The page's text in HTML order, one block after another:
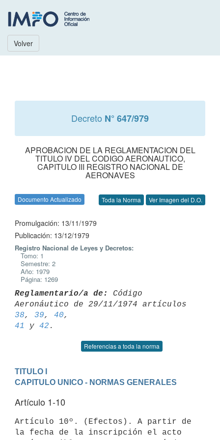
Volver
Decreto N° 647/979
APROBACION DE LA REGLAMENTACION DEL
TITULO IV DEL CODIGO AERONAUTICO,
CAPITULO III REGISTRO NACIONAL DE
AERONAVES
Documento Actualizado Toda la Norma Ver Imagen del D.O.
Promulgación: 13/11/1979
Publicación: 13/12/1979
Registro Nacional de Leyes y Decretos:
Tomo: 1
Semestre: 2
Año: 1979
Página: 1269
Reglamentario/a de:
Código
38, 39, 40
41
y 42
Referencias a toda la norma
TITULO I
CAPITULO UNICO - NORMAS GENERALES
Artículo 1-10
Artículo 10º. (Efectos). A partir de
la fecha de la inscripción el acto